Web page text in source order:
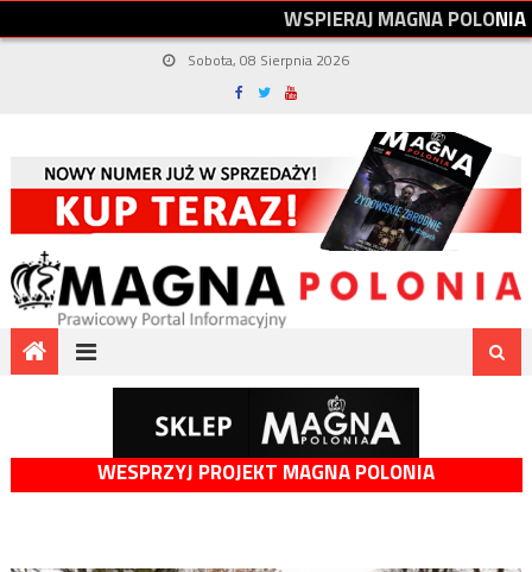
WSPIERAJMAGNAPOLONIA
Sobota, 08 Sierpnia 2026
WESPRZYJ PROJEKT MAGNA POLONIA